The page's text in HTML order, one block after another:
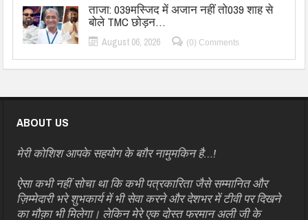
ताजा: 039मस्जिद में अजान नहीं तो039 शाह से
बोले TMC छोड़न…
August 06, 2026 (0) Comments
ABOUT US
मेरी कोशिश आपके सहयोग के बग़ैर नामुमकिन है…!
ऐसा कभी नहीं सोचा था कि कभी पत्रकारिता जैसे सम्मानित और
ज़िम्मेदारी भरे शुभकार्य में भी सेवा करने और देशभर में टीवी पर दिखने
का मौक़ा भी मिलेगा। लेकिन मेरे एक दोस्त फरमान अली जी के